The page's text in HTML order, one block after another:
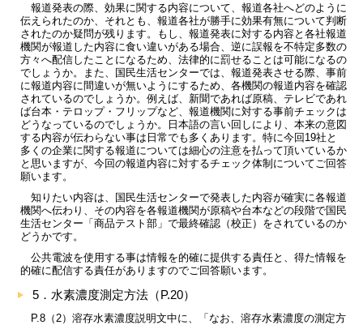
報道発表の際、効果に関する内容について、報道各社へどのように
伝えられたのか、それとも、報道各社が勝手に効果有無について判断
されたのか疑問が残ります。もし、報道発表に対する内容と各社報道
機関が報道した内容に食い違いがある場合、逆に誤報を不特定多数の
方々へ配信したことになるため、法律的に罰せることは可能になるの
でしょうか。また、国民生活センターでは、報道発表させる際、事前
に報道内容に間違いが無いようにするため、各機関の報道内容を確認
されているのでしょうか。例えば、新聞であれば原稿、テレビであれ
ば台本・テロップ・フリップなど、報道機関に対する事前チェックは
どうなっているのでしょうか。日本語の言い回しにより、本来の意図
する内容が伝わらない事は日常でも多くあります。特に今回19社と
多くの企業に関する報道については細心の注意を払って頂いているか
と思いますが、今回の報道内容に対するチェック体制についてご回答
願います。
知りたい内容は、国民生活センターで発表した内容が確実に各報道
機関へ伝わり、その内容を各報道機関が原稿や台本などの段階で国民
生活センター「商品テスト部」で最終確認（校正）をされているのか
どうかです。
公共電波を使用する事は情報を的確に提供する責任と、得た情報を
的確に配信する責任がありますのでご回答願います。
5．水素濃度測定方法（P.20）
P.8（2）溶存水素濃度説明文中に、「なお、溶存水素濃度の測定方